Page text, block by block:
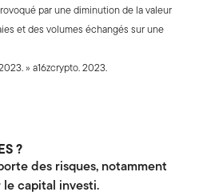
par une diminution de la valeur
et des volumes échangés sur une
» a16zcrypto. 2023.
?
des risques, notamment
capital investi.